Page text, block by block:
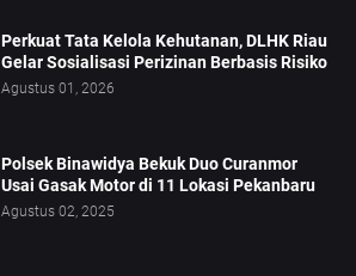
Perkuat Tata Kelola Kehutanan, DLHK Riau
Gelar Sosialisasi Perizinan Berbasis Risiko
Agustus 01, 2026
Polsek Binawidya Bekuk Duo Curanmor
Usai Gasak Motor di 11 Lokasi Pekanbaru
Agustus 02, 2025